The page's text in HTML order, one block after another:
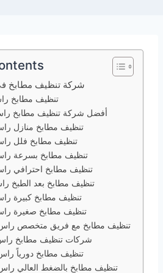
شركة تنظيف مطابخ
تنظيف مطابخ
أفضل شركة تنظيف مطابخ
تنظيف مطابخ منازل
تنظيف مطابخ فلل
تنظيف مطابخ بسرعة
تنظيف مطابخ احترافي
تنظيف مطابخ بعد الطبخ
تنظيف مطابخ كبيرة
تنظيف مطابخ صغيرة
تنظيف مطابخ مع فريق متخصص راس
شركات تنظيف مطابخ
تنظيف مطابخ دورياً
تنظيف مطابخ بالضغط العالي